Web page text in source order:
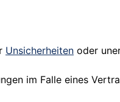
Unsicherheiten oder
im Falle eines